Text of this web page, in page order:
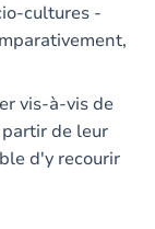
cultures -
vis-à-vis de
de leur
d'y recourir